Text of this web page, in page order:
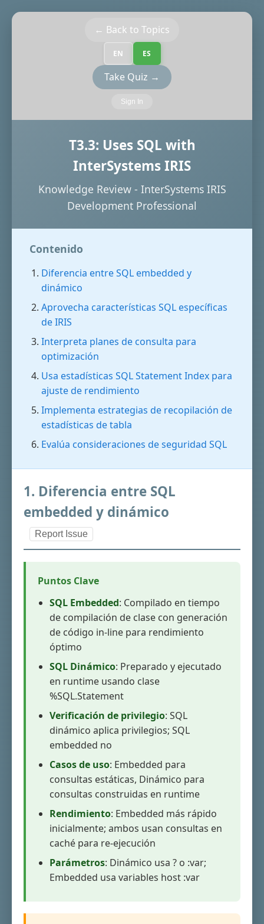
← Back to Topics
EN ES
Take Quiz →
Sign In
T3.3: Uses SQL with
InterSystems IRIS
Knowledge Review - InterSystems IRIS
Development Professional
Contenido
Diferencia entre SQL embedded y
dinámico
Aprovecha características SQL específicas
de IRIS
Interpreta planes de consulta para
optimización
Usa estadísticas SQL Statement Index para
ajuste de rendimiento
Implementa estrategias de recopilación de
estadísticas de tabla
Evalúa consideraciones de seguridad SQL
1. Diferencia entre SQL
embedded y dinámico
Report Issue
Puntos Clave
SQL Embedded: Compilado en tiempo
de compilación de clase con generación
de código in-line para rendimiento
óptimo
SQL Dinámico: Preparado y ejecutado
en runtime usando clase
%SQL.Statement
Verificación de privilegio: SQL
dinámico aplica privilegios; SQL
embedded no
Casos de uso: Embedded para
consultas estáticas, Dinámico para
consultas construidas en runtime
Rendimiento: Embedded más rápido
inicialmente; ambos usan consultas en
caché para re-ejecución
Parámetros: Dinámico usa ? o :var;
Embedded usa variables host :var